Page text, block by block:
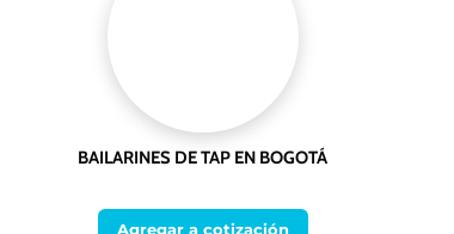
BAILARINES DE TAP EN BOGOTÁ
Agregar a cotización